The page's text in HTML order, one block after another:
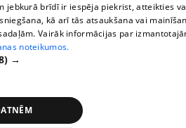
jebkurā brīdī ir iespēja piekrist, atteikties
kā arī tās atsaukšana vai
Vairāk informācijas par
noteikumos.
→